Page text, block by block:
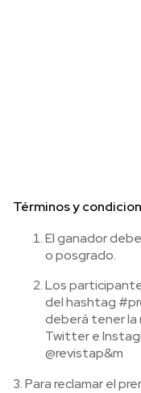
Términos y
El ganador
o posgrado.
Los
del hashtag
deberá tener la
Twitter e
@revistap&m
3. Para reclamar el